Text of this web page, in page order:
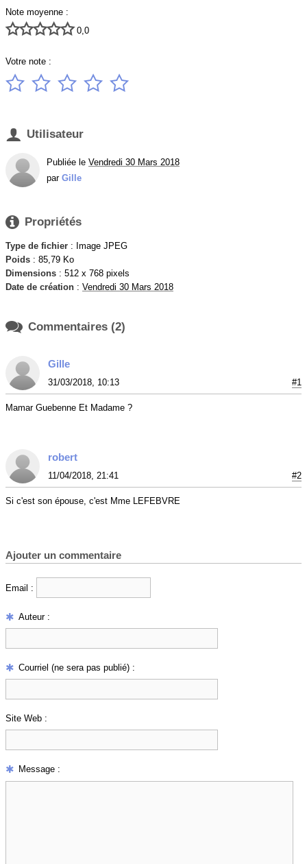
Note moyenne :
 0,0
Votre note :
    
 Utilisateur
Publiée le Vendredi 30 Mars 2018
par Gille
 Propriétés
Type de fichier : Image JPEG
Poids : 85,79 Ko
Dimensions : 512 x 768 pixels
Date de création : Vendredi 30 Mars 2018
 Commentaires (2)
Gille
31/03/2018, 10:13 #1
Mamar Guebenne Et Madame ?
robert
11/04/2018, 21:41 #2
Si c'est son épouse, c'est Mme LEFEBVRE
Ajouter un commentaire
Email :
Auteur :
Courriel (ne sera pas publié) :
Site Web :
Message :